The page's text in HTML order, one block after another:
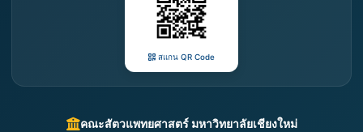
สแกน QR Code
คณะสัตวแพทยศาสตร์ มหาวิทยาลัยเชียงใหม่